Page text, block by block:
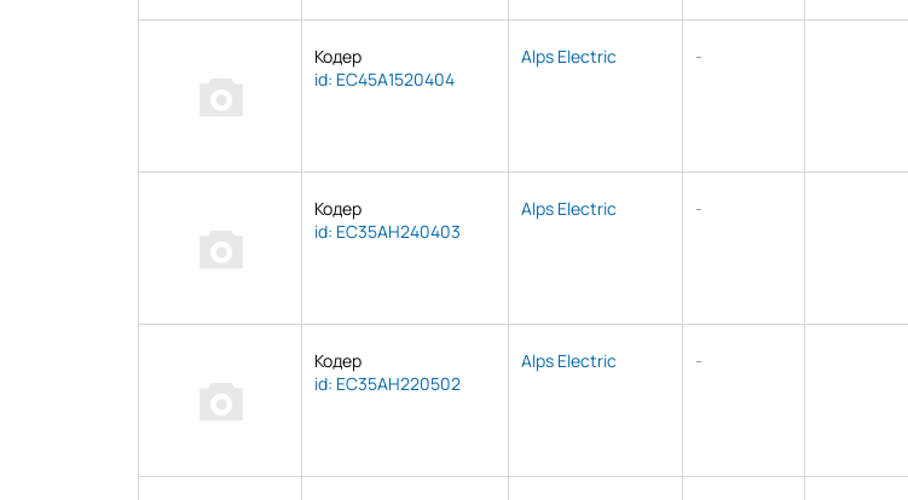
Кодер
id: EC45A1520404
Alps Electric -
Кодер
id: EC35AH240403
Alps Electric -
Кодер
id: EC35AH220502
Alps Electric -